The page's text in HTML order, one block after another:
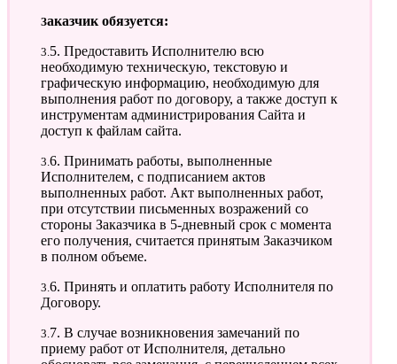
Заказчик обязуется:
3.5. Предоставить Исполнителю всю
необходимую техническую, текстовую и
графическую информацию, необходимую для
выполнения работ по договору, а также доступ к
инструментам администрирования Сайта и
доступ к файлам сайта.
3.6. Принимать работы, выполненные
Исполнителем, с подписанием актов
выполненных работ. Акт выполненных работ,
при отсутствии письменных возражений со
стороны Заказчика в 5-дневный срок с момента
его получения, считается принятым Заказчиком
в полном объеме.
3.6. Принять и оплатить работу Исполнителя по
Договору.
3.7. В случае возникновения замечаний по
приему работ от Исполнителя, детально